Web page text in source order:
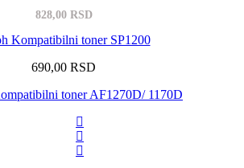
828,00 RSD
Kompatibilni toner SP1200
690,00 RSD